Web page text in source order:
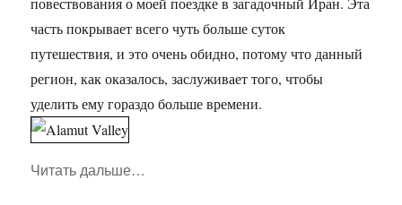
часть покрывает всего чуть больше суток
путешествия, и это очень обидно, потому что данный
регион, как оказалось, заслуживает того, чтобы
уделить ему гораздо больше времени.
Читать дальше«Иран. Часть 8. Казвин и долина
…